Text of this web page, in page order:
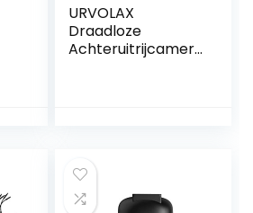
URVOLAX
Draadloze
Achteruitrijcamera